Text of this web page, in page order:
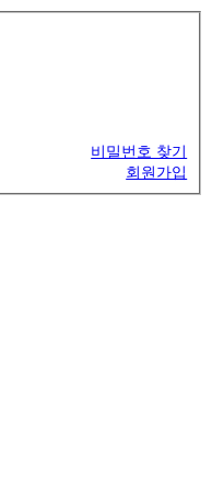
비밀번호 찾기
회원가입